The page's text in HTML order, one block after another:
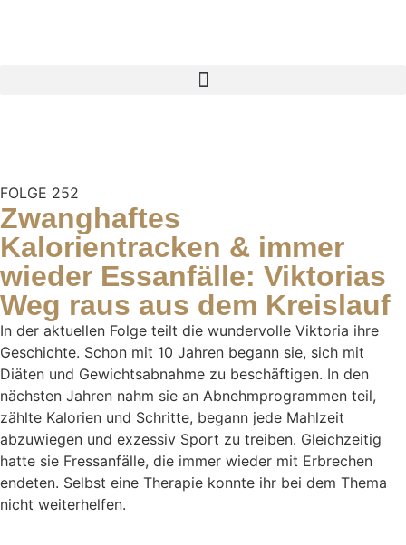
FOLGE 252
Zwanghaftes
Kalorientracken & immer
wieder Essanfälle: Viktorias
Weg raus aus dem Kreislauf
In der aktuellen Folge teilt die wundervolle Viktoria ihre
Geschichte. Schon mit 10 Jahren begann sie, sich mit
Diäten und Gewichtsabnahme zu beschäftigen. In den
nächsten Jahren nahm sie an Abnehmprogrammen teil,
zählte Kalorien und Schritte, begann jede Mahlzeit
abzuwiegen und exzessiv Sport zu treiben. Gleichzeitig
hatte sie Fressanfälle, die immer wieder mit Erbrechen
endeten. Selbst eine Therapie konnte ihr bei dem Thema
nicht weiterhelfen.